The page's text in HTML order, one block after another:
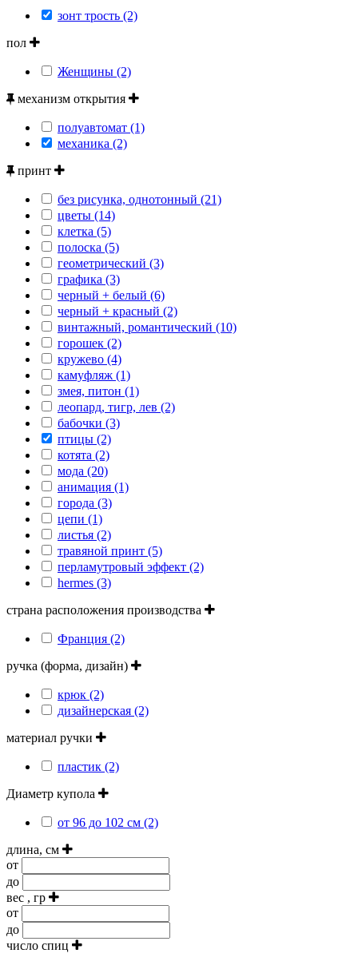
зонт трость (2)
пол
Женщины (2)
механизм открытия
полуавтомат (1)
механика (2)
принт
без рисунка, однотонный (21)
цветы (14)
клетка (5)
полоска (5)
геометрический (3)
графика (3)
черный + белый (6)
черный + красный (2)
винтажный, романтический (10)
горошек (2)
кружево (4)
камуфляж (1)
змея, питон (1)
леопард, тигр, лев (2)
бабочки (3)
птицы (2)
котята (2)
мода (20)
анимация (1)
города (3)
цепи (1)
листья (2)
травяной принт (5)
перламутровый эффект (2)
hermes (3)
страна расположения производства
Франция (2)
ручка (форма, дизайн)
крюк (2)
дизайнерская (2)
материал ручки
пластик (2)
Диаметр купола
от 96 до 102 см (2)
длина, см
от
до
вес , гр
от
до
число спиц